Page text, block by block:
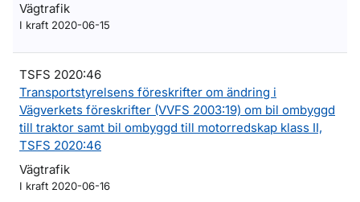
Vägtrafik
I kraft 2020-06-15
TSFS 2020:46
Transportstyrelsens föreskrifter om ändring i
Vägverkets föreskrifter (VVFS 2003:19) om bil ombyggd
till traktor samt bil ombyggd till motorredskap klass II,
TSFS 2020:46
Vägtrafik
I kraft 2020-06-16